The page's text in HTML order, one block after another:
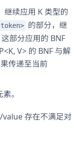
继续应用 K 类型的
的部分，继
部分应用的 BNF
V> 的 BNF 与解
传递至当前
。
存在不满足对